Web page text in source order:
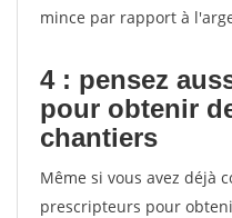
mince par rapport à
4 : pensez
pour obtenir
chantiers
Même si vous avez déjà
prescripteurs pour